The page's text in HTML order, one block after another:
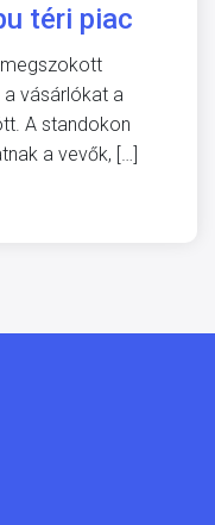
téri piac
a vásárlókat a
A standokon
a vevők, […]